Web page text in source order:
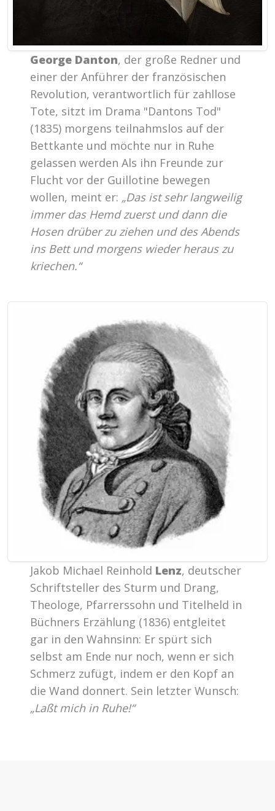
George Danton, der große Redner und
einer der Anführer der französischen
Revolution, verantwortlich für zahllose
Tote, sitzt im Drama "Dantons Tod"
(1835) morgens teilnahmslos auf der
Bettkante und möchte nur in Ruhe
gelassen werden Als ihn Freunde zur
Flucht vor der Guillotine bewegen
wollen, meint er: „Das ist sehr langweilig
immer das Hemd zuerst und dann die
Hosen drüber zu ziehen und des Abends
ins Bett und morgens wieder heraus zu
kriechen.“
Jakob Michael Reinhold Lenz, deutscher
Schriftsteller des Sturm und Drang,
Theologe, Pfarrerssohn und Titelheld in
Büchners Erzählung (1836) entgleitet
gar in den Wahnsinn: Er spürt sich
selbst am Ende nur noch, wenn er sich
Schmerz zufügt, indem er den Kopf an
die Wand donnert. Sein letzter Wunsch:
„Laßt mich in Ruhe!“